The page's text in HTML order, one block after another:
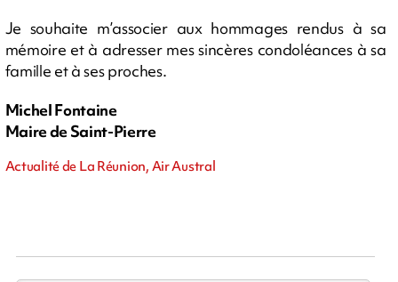
Je souhaite m’associer aux hommages rendus à sa
mémoire et à adresser mes sincères condoléances à sa
famille et à ses proches.
Michel Fontaine
Maire de Saint-Pierre
Actualité de La Réunion, Air Austral